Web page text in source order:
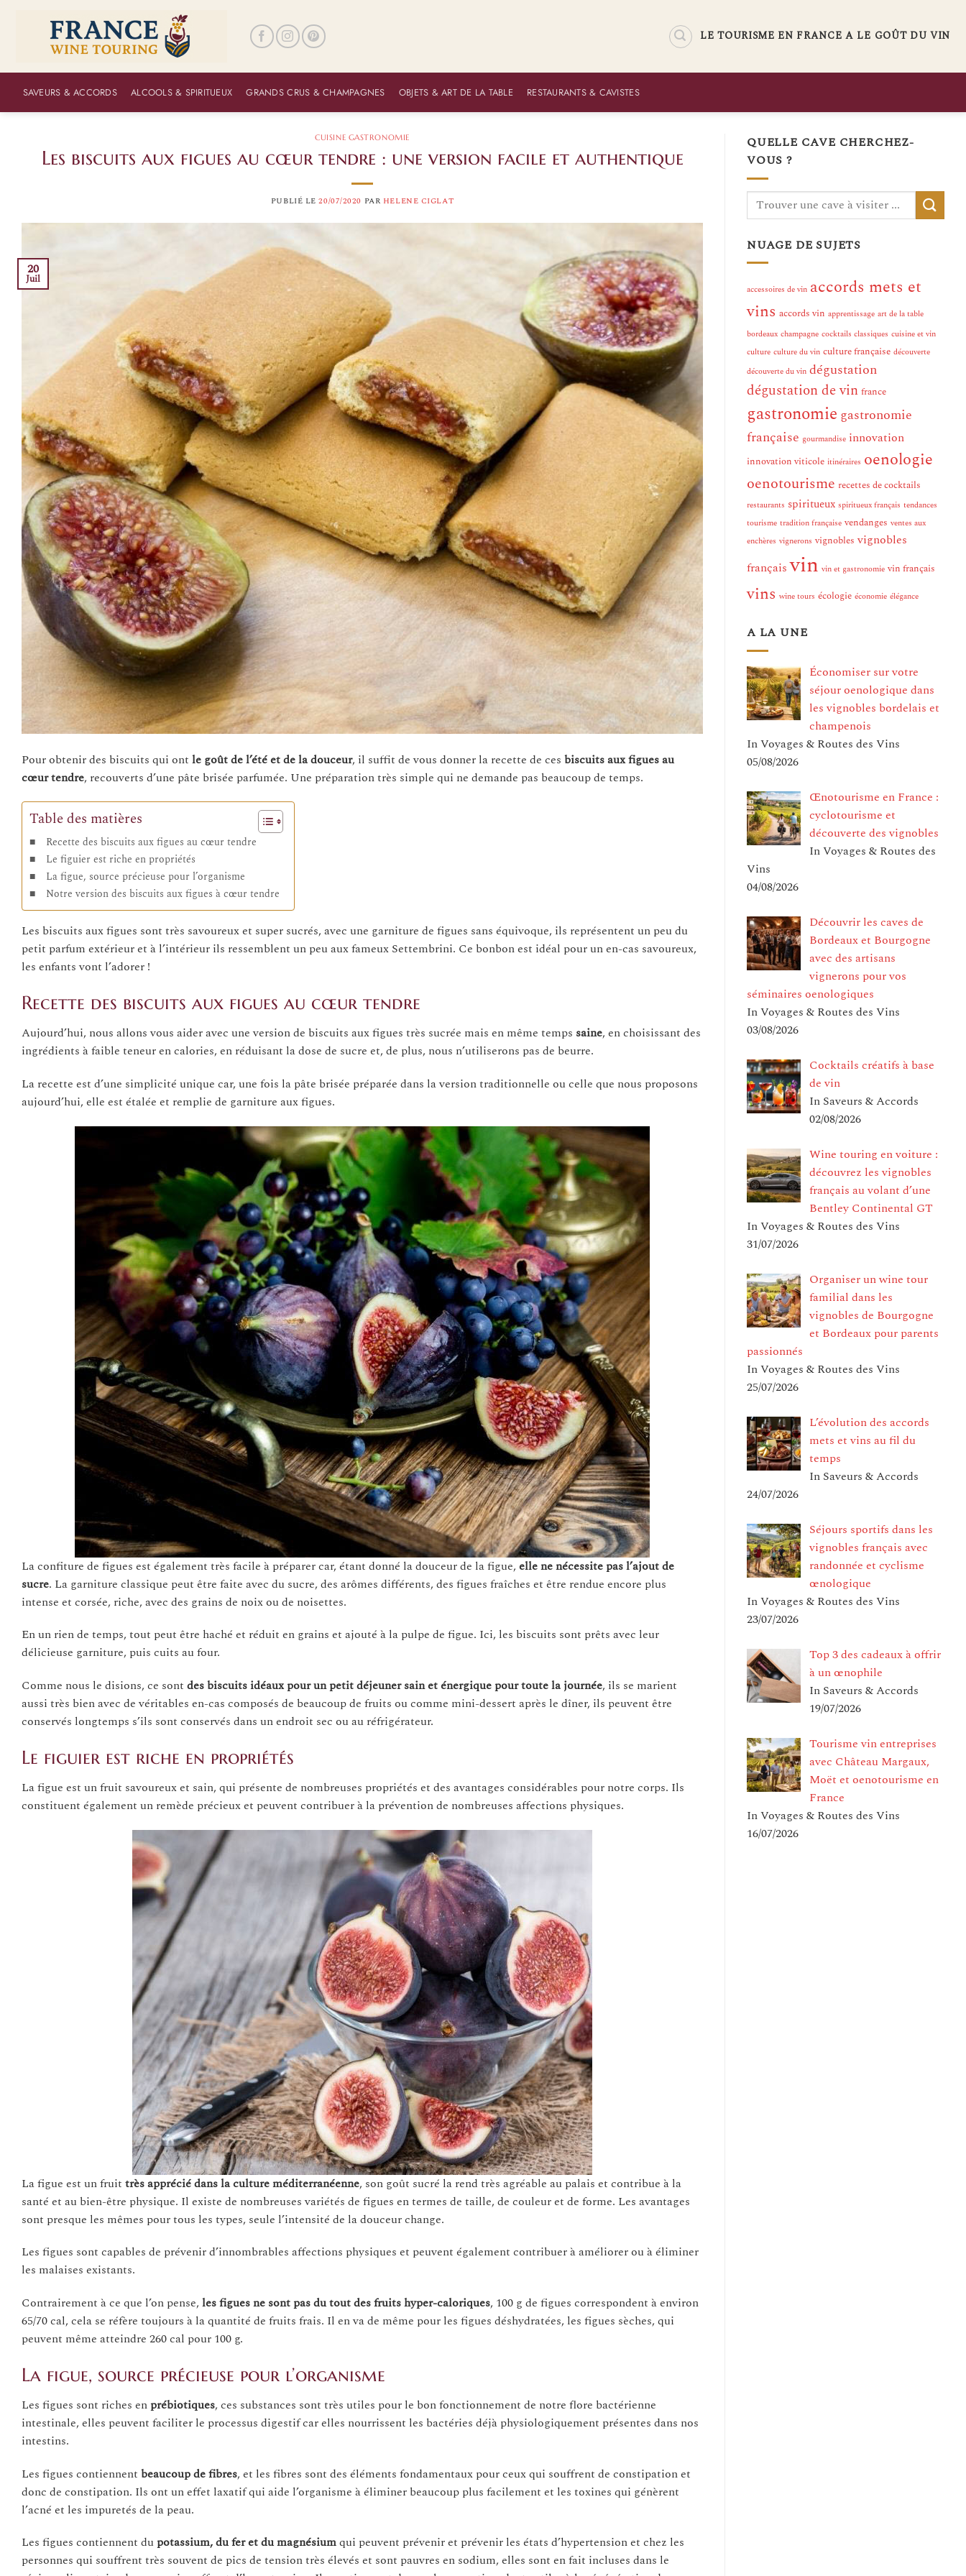
LE TOURISME EN FRANCE A LE GOÛT DU VIN
SAVEURS & ACCORDS ALCOOLS & SPIRITUEUX GRANDS CRUS & CHAMPAGNES OBJETS & ART DE LA TABLE RESTAURANTS & CAVISTES
CUISINE GASTRONOMIE
Les biscuits aux figues au cœur tendre : une version facile et authentique
PUBLIÉ LE20/07/2020 PAR HELENE CIGLAT
20
Juil
Pour obtenir des biscuits qui ont le goût de l’été et de la douceur, il suffit de vous donner la recette de ces biscuits aux figues au
cœur tendre, recouverts d’une pâte brisée parfumée. Une préparation très simple qui ne demande pas beaucoup de temps.
Table des matières
Recette des biscuits aux figues au cœur tendre
Le figuier est riche en propriétés
La figue, source précieuse pour l’organisme
Notre version des biscuits aux figues à cœur tendre
Les biscuits aux figues sont très savoureux et super sucrés, avec une garniture de figues sans équivoque, ils représentent un peu du
petit parfum extérieur et à l’intérieur ils ressemblent un peu aux fameux Settembrini. Ce bonbon est idéal pour un en-cas savoureux,
les enfants vont l’adorer !
Recette des biscuits aux figues au cœur tendre
Aujourd’hui, nous allons vous aider avec une version de biscuits aux figues très sucrée mais en même temps saine, en choisissant des
ingrédients à faible teneur en calories, en réduisant la dose de sucre et, de plus, nous n’utiliserons pas de beurre.
La recette est d’une simplicité unique car, une fois la pâte brisée préparée dans la version traditionnelle ou celle que nous proposons
aujourd’hui, elle est étalée et remplie de garniture aux figues.
La confiture de figues est également très facile à préparer car, étant donné la douceur de la figue,elle ne nécessite pas l’ajout de
sucre. La garniture classique peut être faite avec du sucre, des arômes différents, des figues fraîches et être rendue encore plus
intense et corsée, riche, avec des grains de noix ou de noisettes.
En un rien de temps, tout peut être haché et réduit en grains et ajouté à la pulpe de figue. Ici, les biscuits sont prêts avec leur
délicieuse garniture, puis cuits au four.
Comme nous le disions, ce sont des biscuits idéaux pour un petit déjeuner sain et énergique pour toute la journée, ils se marient
aussi très bien avec de véritables en-cas composés de beaucoup de fruits ou comme mini-dessert après le dîner, ils peuvent être
conservés longtemps s’ils sont conservés dans un endroit sec ou au réfrigérateur.
Le figuier est riche en propriétés
La figue est un fruit savoureux et sain, qui présente de nombreuses propriétés et des avantages considérables pour notre corps. Ils
constituent également un remède précieux et peuvent contribuer à la prévention de nombreuses affections physiques.
La figue est un fruit très apprécié dans la culture méditerranéenne, son goût sucré la rend très agréable au palais et contribue à la
santé et au bien-être physique. Il existe de nombreuses variétés de figues en termes de taille, de couleur et de forme. Les avantages
sont presque les mêmes pour tous les types, seule l’intensité de la douceur change.
Les figues sont capables de prévenir d’innombrables affections physiques et peuvent également contribuer à améliorer ou à éliminer
les malaises existants.
Contrairement à ce que l’on pense,les figues ne sont pas du tout des fruits hyper-caloriques, 100 g de figues correspondent à environ
65/70 cal, cela se réfère toujours à la quantité de fruits frais. Il en va de même pour les figues déshydratées, les figues sèches, qui
peuvent même atteindre 260 cal pour 100 g.
La figue, source précieuse pour l’organisme
Les figues sont riches en prébiotiques, ces substances sont très utiles pour le bon fonctionnement de notre flore bactérienne
intestinale, elles peuvent faciliter le processus digestif car elles nourrissent les bactéries déjà physiologiquement présentes dans nos
intestins.
Les figues contiennent beaucoup de fibres, et les fibres sont des éléments fondamentaux pour ceux qui souffrent de constipation et
donc de constipation. Ils ont un effet laxatif qui aide l’organisme à éliminer beaucoup plus facilement et les toxines qui génèrent
l’acné et les impuretés de la peau.
Les figues contiennent du potassium, du fer et du magnésiumqui peuvent prévenir et prévenir les états d’hypertension et chez les
personnes qui souffrent très souvent de pics de tension très élevés et sont pauvres en sodium, elles sont en fait incluses dans le
QUELLE CAVE CHERCHEZ-
VOUS ?
NUAGE DE SUJETS
accessoires de vin accords mets et
vins accords vin apprentissage art de la table
bordeaux champagne cocktails classiques cuisine et vin
culture culture du vin culture française découverte
découverte du vin dégustation
dégustation de vin france
gastronomie gastronomie
française gourmandise innovation
innovation viticole itinéraires oenologie
oenotourisme recettes de cocktails
restaurants spiritueux spiritueux français tendances
tourisme tradition française vendanges ventes aux
enchères vignerons vignobles vignobles
français vin vin et gastronomie vin français
vins wine tours écologie économie élégance
A LA UNE
Économiser sur votre
séjour oenologique dans
les vignobles bordelais et
champenois
In Voyages & Routes des Vins
05/08/2026
Œnotourisme en France :
cyclotourisme et
découverte des vignobles
In Voyages & Routes des
Vins
04/08/2026
Découvrir les caves de
Bordeaux et Bourgogne
avec des artisans
vignerons pour vos
séminaires oenologiques
In Voyages & Routes des Vins
03/08/2026
Cocktails créatifs à base
de vin
In Saveurs & Accords
02/08/2026
Wine touring en voiture :
découvrez les vignobles
français au volant d’une
Bentley Continental GT
In Voyages & Routes des Vins
31/07/2026
Organiser un wine tour
familial dans les
vignobles de Bourgogne
et Bordeaux pour parents
passionnés
In Voyages & Routes des Vins
25/07/2026
L’évolution des accords
mets et vins au fil du
temps
In Saveurs & Accords
24/07/2026
Séjours sportifs dans les
vignobles français avec
randonnée et cyclisme
œnologique
In Voyages & Routes des Vins
23/07/2026
Top 3 des cadeaux à offrir
à un œnophile
In Saveurs & Accords
19/07/2026
Tourisme vin entreprises
avec Château Margaux,
Moët et oenotourisme en
France
In Voyages & Routes des Vins
16/07/2026